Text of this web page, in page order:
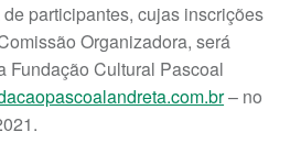
participantes, cujas inscrições
Organizadora, será
Fundação Cultural Pascoal
– no